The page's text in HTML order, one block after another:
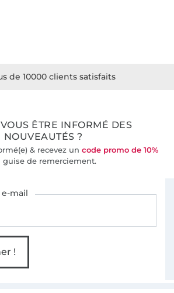
de 10000 clients satisfaits
ÊTRE INFORMÉ DES
NOUVEAUTÉS ?
& recevez un code promo de 10%
guise de remerciement.
mail
!